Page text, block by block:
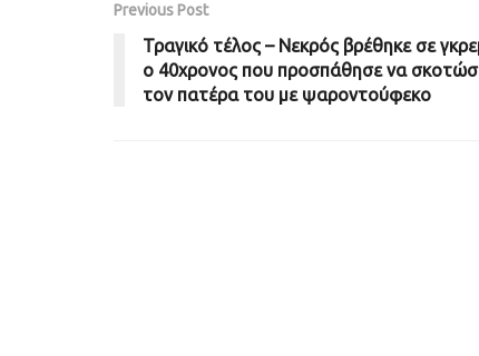
Previous Post
Τραγικό τέλος – Νεκρός βρέθηκε σε
ο 40χρονος που προσπάθησε να
τον πατέρα του με ψαροντούφεκο